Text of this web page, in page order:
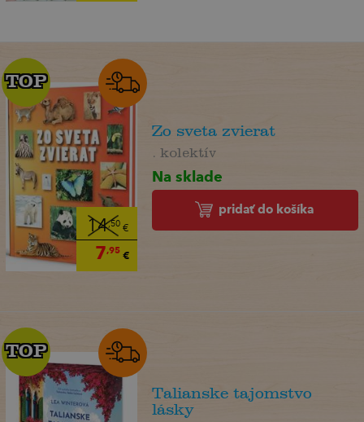
14,50€
7,95€
TOP
TOP
Zo sveta zvierat
. kolektív
Na sklade
pridať do košíka
TOP
TOP
Talianske tajomstvo
lásky